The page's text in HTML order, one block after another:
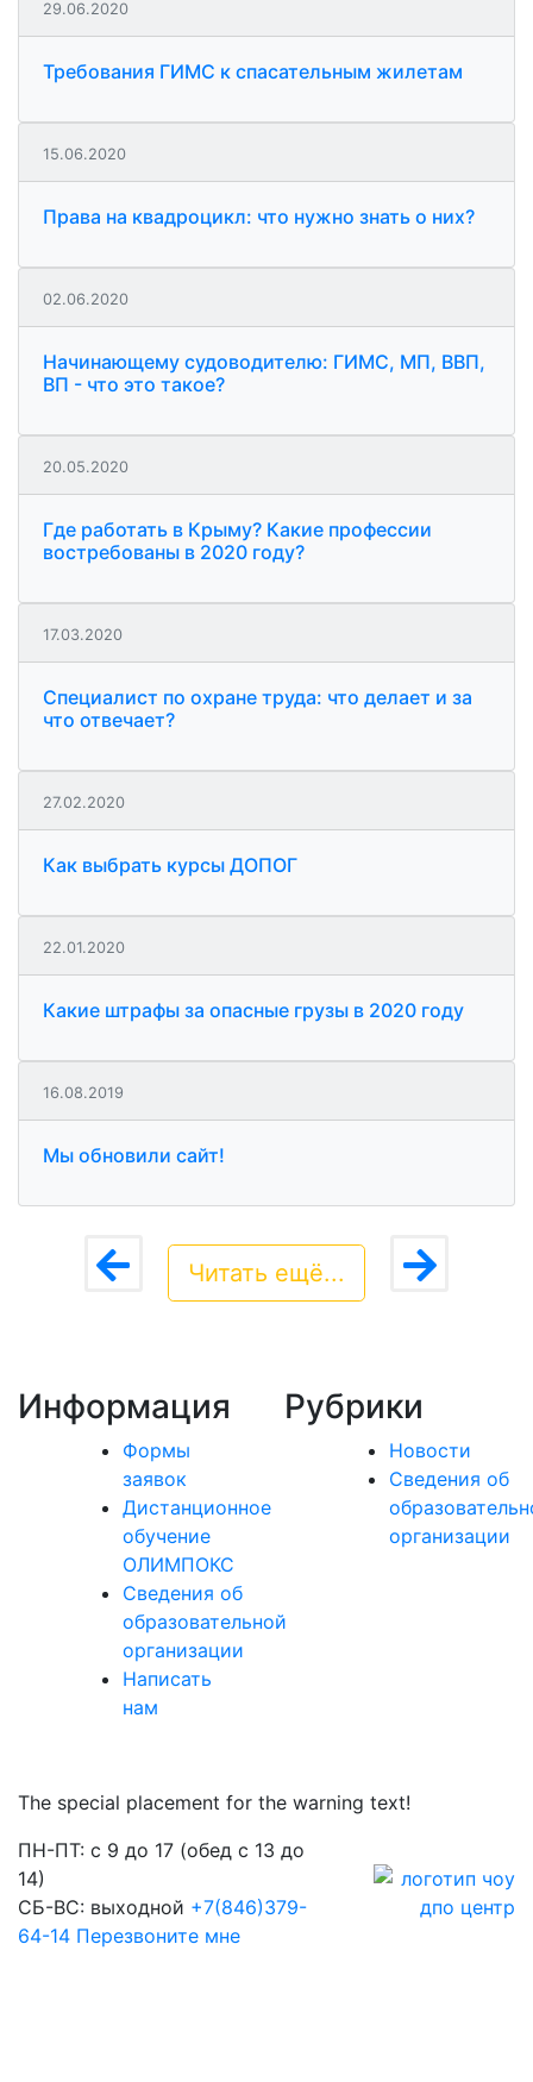
29.06.2020
Требования ГИМС к спасательным жилетам
15.06.2020
Права на квадроцикл: что нужно знать о них?
02.06.2020
Начинающему судоводителю: ГИМС, МП, ВВП,
ВП - что это такое?
20.05.2020
Где работать в Крыму? Какие профессии
востребованы в 2020 году?
17.03.2020
Специалист по охране труда: что делает и за
что отвечает?
27.02.2020
Как выбрать курсы ДОПОГ
22.01.2020
Какие штрафы за опасные грузы в 2020 году
16.08.2019
Мы обновили сайт!
Читать ещё...
Информация
Формы
заявок
Дистанционное
обучение
ОЛИМПОКС
Сведения об
образовательной
организации
Написать
нам
Рубрики
Новости
Сведения об
организации
The special placement for the warning text!
ПН-ПТ: с 9 до 17 (обед с 13 до
14)
СБ-ВС: выходной +7(846)379-
64-14 Перезвоните мне